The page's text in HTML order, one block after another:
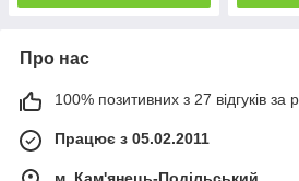
Про нас
100% позитивних з 27 відгуків за
Працює з 05.02.2011